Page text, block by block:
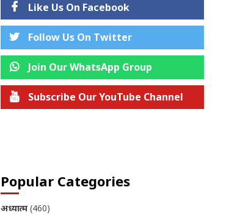
Like Us On Facebook
Follow Us On Twitter
Join Our WhatsApp Group
Subscribe Our YouTube Channel
Popular Categories
अध्यात्म(460)